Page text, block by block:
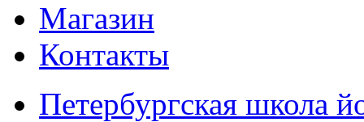
Магазин
Контакты
Петербургская школа